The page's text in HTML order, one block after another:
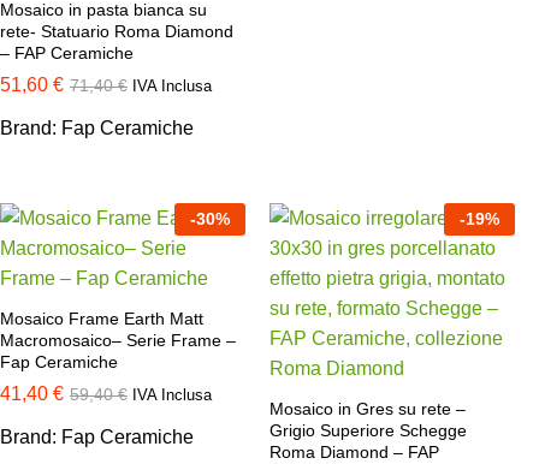
Mosaico in pasta bianca su
rete- Statuario Roma Diamond
– FAP Ceramiche
51,60 € 71,40€ IVA Inclusa
Brand: Fap Ceramiche
-30%
Mosaico Frame Earth Matt
Macromosaico– Serie Frame –
Fap Ceramiche
41,40 € 59,40€ IVA Inclusa
Brand: Fap Ceramiche
-19%
Mosaico in Gres su rete –
Grigio Superiore Schegge
Roma Diamond – FAP